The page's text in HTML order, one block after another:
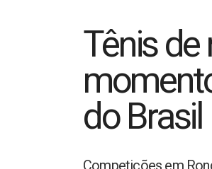
Tênis
do Brasil
Competições em